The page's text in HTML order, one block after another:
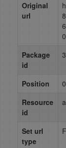
Original
url
Package
id
Position
0
Resource
id
Set url
type